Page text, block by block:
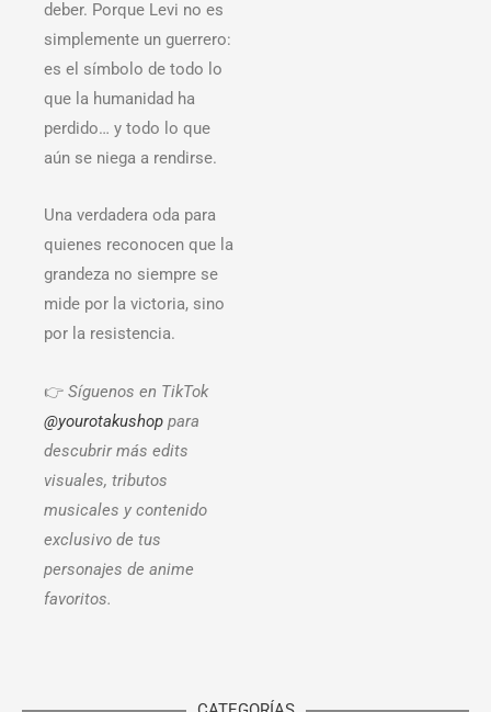
deber. Porque Levi no es
simplemente un guerrero:
es el símbolo de todo lo
que la humanidad ha
perdido… y todo lo que
aún se niega a rendirse.
Una verdadera oda para
quienes reconocen que la
grandeza no siempre se
mide por la victoria, sino
por la resistencia.
👉 Síguenos en TikTok
@yourotakushop para
descubrir más edits
visuales, tributos
musicales y contenido
exclusivo de tus
personajes de anime
favoritos.